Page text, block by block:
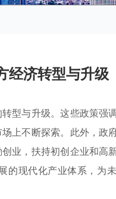
经济转型与升级
型与升级。这些政策强
上不断探索。此外，政
业，扶持初创企业和高
的现代化产业体系，为